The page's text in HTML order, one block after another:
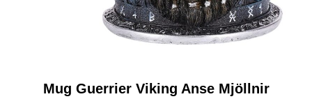
Mug Guerrier Viking Anse Mjöllnir